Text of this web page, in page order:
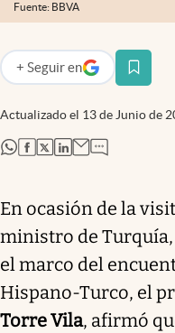
Fuente: BBVA
Actualizado el 13 de Junio de
+ Seguir en
abre en nueva pestaña
abre en nueva pestaña
abre en nueva pestaña
abre en nueva
abre en nueva
En ocasión de la
ministro de Turquía,
el marco del
Hispano-Turco, el
Torre Vila, afirmó